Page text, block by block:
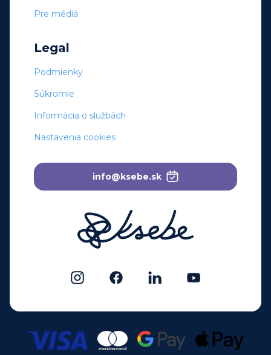
Pre médiá
Legal
Podmienky
Súkromie
Informácia o službách
Nastavenia cookies
info@ksebe.sk